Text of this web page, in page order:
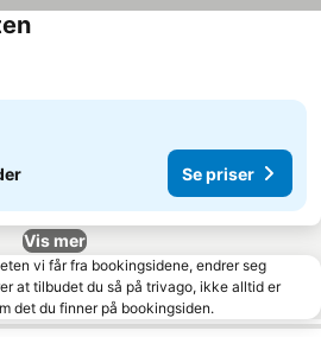
Se priser
Se priser
Vis mer
vi får fra bookingsidene, endrer seg
at tilbudet du så på trivago, ikke alltid er
det du finner på bookingsiden.